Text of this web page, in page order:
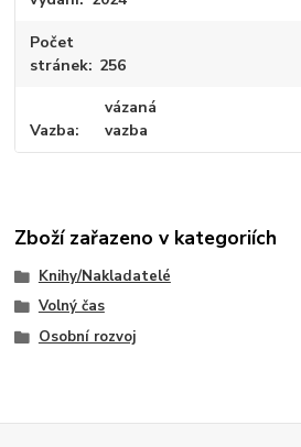
Počet
stránek 256
Vazba
vázaná
vazba
Zboží zařazeno v kategoriích
Knihy/Nakladatelé
Volný čas
Osobní rozvoj